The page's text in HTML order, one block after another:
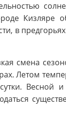
Кизляре
в предгорьях
смена
Летом
Весной